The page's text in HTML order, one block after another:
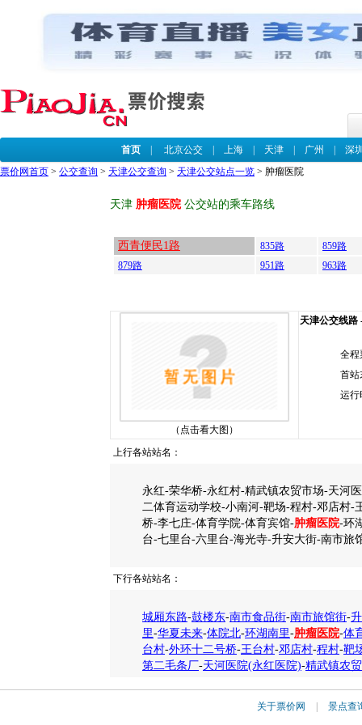
首页| 北京公交| 上海| 天津| 广州
深
票价网首页 > 公交查询 > 天津公交查询 > 天津公交站点一览 > 肿瘤医院
天津 肿瘤医院公交站的乘车路线
西青便民1路 835路
859路
879路
951路 963路
（点击看大图）
天津公交线路
全程
首站
运行
上行各站站名：
永红-荣华桥-永红村-精武镇农贸市场-天河
二体育运动学校-小南河-靶场-程村-邓店村-
桥-李七庄-体育学院-体育宾馆-肿瘤医院-环
台-七里台-六里台-海光寺-升安大街-南市旅
下行各站站名：
城厢东路-鼓楼东-南市食品街-南市旅馆街-
里-华夏未来-体院北-环湖南里-肿瘤医院-体
台村-外环十二号桥-王台村-邓店村-程村-靶
第二毛条厂-天河医院(永红医院)-精武镇农
关于票价网 景点查